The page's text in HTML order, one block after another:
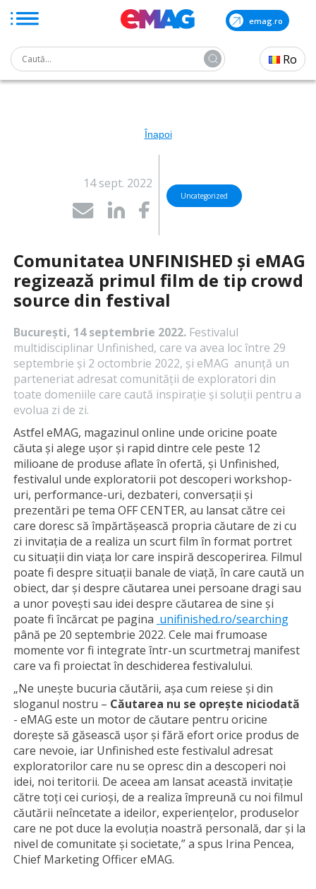
Skip
emag.ro
Search
for:
Ro
Înapoi
14 sept. 2022
Uncategorized
Comunitatea UNFINISHED și eMAG
regizează primul film de tip crowd
source din festival
București, 14 septembrie 2022. Festivalul
multidisciplinar Unfinished, care va avea loc între 29
septembrie și 2 octombrie 2022, și eMAG anunță un
parteneriat adresat comunității de exploratori din
toate domeniile care caută inspirație și soluții pentru a
evolua zi de zi.
Astfel eMAG, magazinul online unde oricine poate
căuta și alege ușor și rapid dintre cele peste 12
milioane de produse aflate în ofertă, și Unfinished,
festivalul unde exploratorii pot descoperi workshop-
uri, performance-uri, dezbateri, conversații și
prezentări pe tema OFF CENTER, au lansat către cei
care doresc să împărtășească propria căutare de zi cu
zi invitația de a realiza un scurt film în format portret
cu situații din viața lor care inspiră descoperirea. Filmul
poate fi despre situații banale de viață, în care caută un
obiect, dar și despre căutarea unei persoane dragi sau
a unor povești sau idei despre căutarea de sine și
poate fi încărcat pe pagina unifinished.ro/searching
până pe 20 septembrie 2022. Cele mai frumoase
momente vor fi integrate într-un scurtmetraj manifest
care va fi proiectat în deschiderea festivalului.
„Ne unește bucuria căutării, așa cum reiese și din
sloganul nostru – Căutarea nu se oprește niciodată
- eMAG este un motor de căutare pentru oricine
dorește să găsească ușor și fără efort orice produs de
care nevoie, iar Unfinished este festivalul adresat
exploratorilor care nu se opresc din a descoperi noi
idei, noi teritorii. De aceea am lansat această invitație
către toți cei curioși, de a realiza împreună cu noi filmul
căutării neîncetate a ideilor, experiențelor, produselor
care ne pot duce la evoluția noastră personală, dar și la
nivel de comunitate și societate,” a spus Irina Pencea,
Chief Marketing Officer eMAG.